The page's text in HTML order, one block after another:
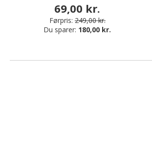
69,00 kr.
Førpris: 249,00 kr.
Du sparer: 180,00 kr.